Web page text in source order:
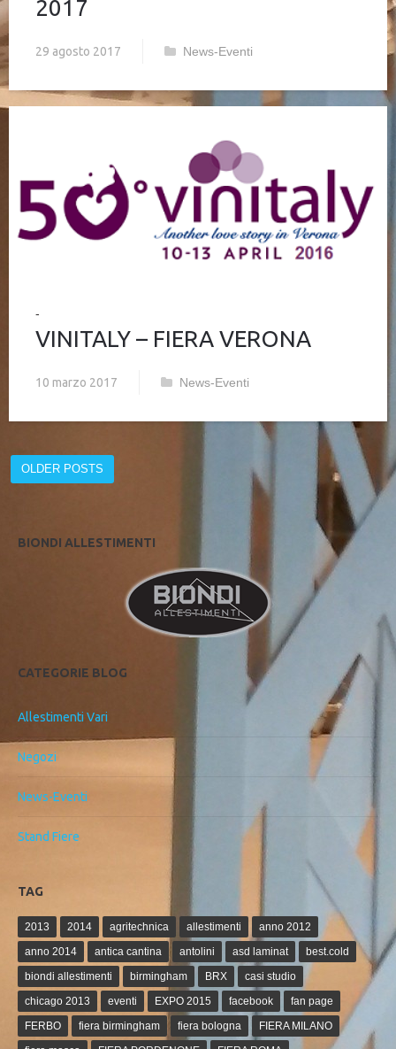
2017
29 agosto 2017 News-Eventi
VINITALY – FIERA VERONA
10 marzo 2017 News-Eventi
OLDER POSTS
BIONDI ALLESTIMENTI
CATEGORIE BLOG
Allestimenti Vari
Negozi
News-Eventi
Stand Fiere
TAG
2013 2014 agritechnica allestimenti
anno 2012
anno 2014
antica cantina antolini asd laminat
best.cold
biondi allestimenti
birmingham BRX
casi studio
chicago 2013
eventi EXPO 2015 facebook
fan page
FERBO
fiera birmingham fiera bologna
FIERA MILANO